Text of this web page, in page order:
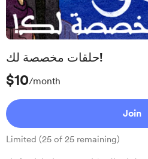
حلقات مخصصة لك!
$10/month
Join
Limited (25 of 25 remaining)